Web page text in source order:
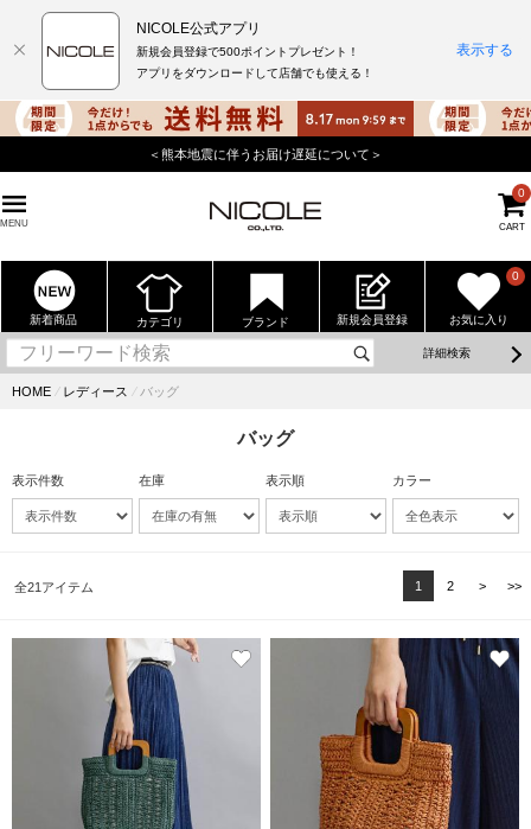
店舗でもポイントが貯まる使
MENU CART
0
新着商品 カテゴリ ブランド 新規会員登録 お気に入り
0
詳細検索
HOME ⁄ レディース ⁄ バッグ
バッグ
表示件数 在庫 表示順 カラー
全21アイテム 1 2 > >>
NICOLE公式アプリ
新規会員登録で500ポイントプレゼント！
アプリをダウンロードして店舗でも使える！
表示する